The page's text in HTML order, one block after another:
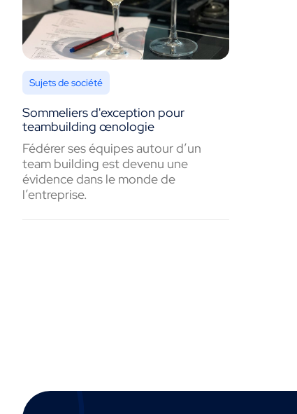
Sujets de société
Sommeliers d'exception pour
teambuilding œnologie
Fédérer ses équipes autour d’un
team building est devenu une
évidence dans le monde de
l’entreprise.